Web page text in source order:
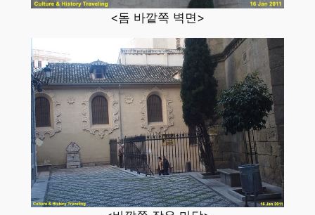
<돔 바깥쪽 벽면>